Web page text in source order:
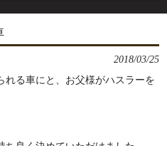
2018/03/25
れる車にと、お父様がハスラーを